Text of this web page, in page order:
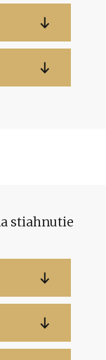
stiahnutie